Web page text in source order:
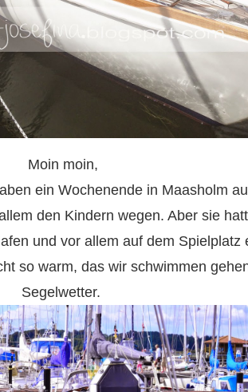
Moin moin,
ein Wochenende in Maasholm
den Kindern wegen. Aber sie
und vor allem auf dem
so warm, das wir schwimmen
Segelwetter.